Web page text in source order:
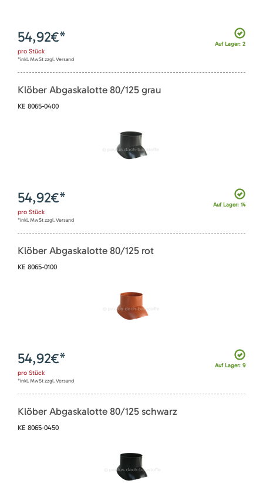
Auf Lager: 2
54,92€*
pro Stück
*inkl. MwSt zzgl. Versand
Klöber Abgaskalotte 80/125 grau
KE 8065-0400
Auf Lager: 14
54,92€*
pro Stück
*inkl. MwSt zzgl. Versand
Klöber Abgaskalotte 80/125 rot
KE 8065-0100
Auf Lager: 9
54,92€*
pro Stück
*inkl. MwSt zzgl. Versand
Klöber Abgaskalotte 80/125 schwarz
KE 8065-0450